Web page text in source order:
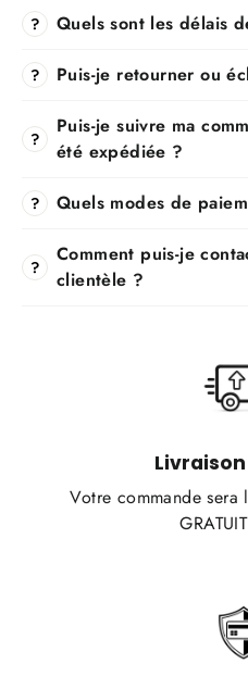
?
? Puis-je retourner ou
?
Puis-je suivre ma
été expédiée ?
? Quels modes de
?
Comment puis-je
clientèle ?
Votre commande